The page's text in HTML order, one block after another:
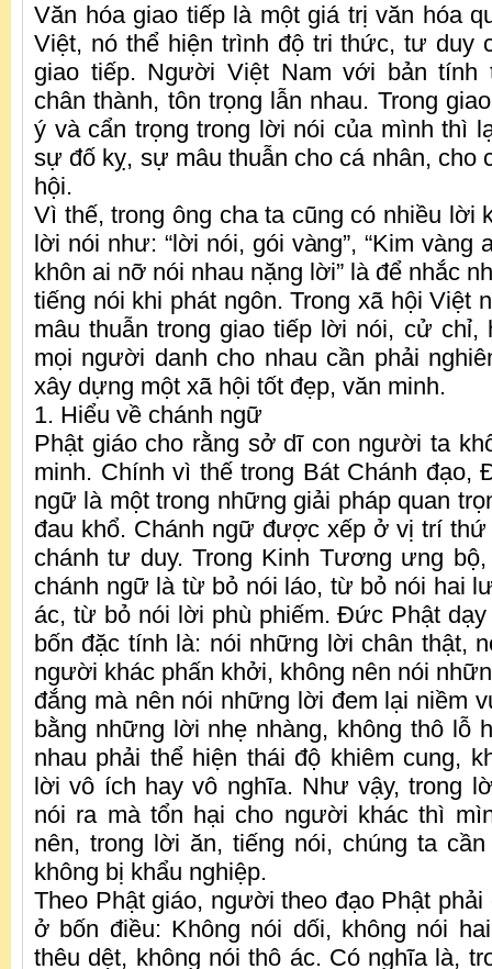
Văn hóa giao tiếp là một giá trị văn hóa
Việt, nó thể hiện trình độ tri thức, tư duy
giao tiếp. Người Việt Nam với bản tính
chân thành, tôn trọng lẫn nhau. Trong
ý và cẩn trọng trong lời nói của mình thì
sự đố kỵ, sự mâu thuẫn cho cá nhân, cho
hội.
Vì thế, trong ông cha ta cũng có nhiều lời
lời nói như: “lời nói, gói vàng”, “Kim
khôn ai nỡ nói nhau nặng lời​” là để nhắc
tiếng nói khi phát ngôn. Trong xã hội Việt
mâu thuẫn trong giao tiếp lời nói, cử chỉ,
mọi người danh cho nhau cần phải
xây dựng một xã hội tốt đẹp, văn minh.
1. Hiểu về chánh ngữ
Phật giáo cho rằng sở dĩ con người ta
minh. Chính vì thế trong Bát Chánh đạo,
ngữ là một trong những giải pháp quan
đau khổ. Chánh ngữ được xếp ở vị trí thứ
chánh tư duy. Trong Kinh Tương ưng
chánh ngữ là từ bỏ nói láo, từ bỏ nói hai
ác, từ bỏ nói lời phù phiếm. Đức Phật
bốn đặc tính là: nói những lời chân thật,
người khác phấn khởi, không nên nói
đắng mà nên nói những lời đem lại niềm
bằng những lời nhẹ nhàng, không thô lỗ
nhau phải thể hiện thái độ khiêm cung,
lời vô ích hay vô nghĩa. Như vậy, trong
nói ra mà tổn hại cho người khác thì
nên, trong lời ăn, tiếng nói, chúng ta
không bị khẩu nghiệp.
Theo Phật giáo, người theo đạo Phật
ở bốn điều: Không nói dối, không nói
thêu dệt, không nói thô ác. Có nghĩa là,